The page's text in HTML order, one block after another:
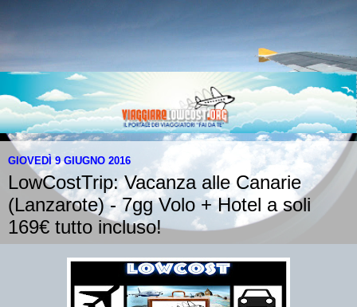
GIOVEDÌ 9 GIUGNO 2016
LowCostTrip: Vacanza alle Canarie
(Lanzarote) - 7gg Volo + Hotel a soli
169€ tutto incluso!